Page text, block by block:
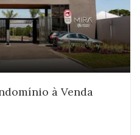
à Venda